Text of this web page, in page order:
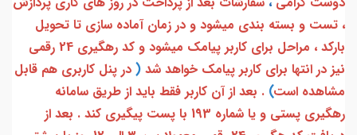
، تست و بسته بندی میشود و در زمان آماده سازی تا تحویل
بارکد ، مراحل برای کاربر پیامک میشود و کد رهگیری 24 رقمی
نیز در انتها برای کاربر پیامک خواهد شد ( در پنل کاربری هم قابل
مشاهده است) . بعد از آن کاربر فقط باید از طریق سامانه
رهگیری پستی و یا شماره 193 با پست پیگیری کند . بعد از